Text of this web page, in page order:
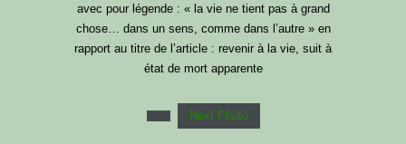
avec pour légende : « la vie ne tient pas à grand
chose… dans un sens, comme dans l’autre » en
rapport au titre de l’article : revenir à la vie, suit à
état de mort apparente
Next Photo